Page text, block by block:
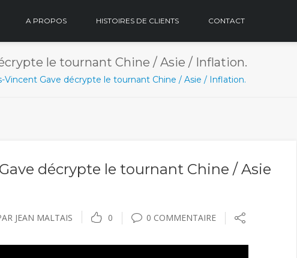
A PROPOS HISTOIRES DE CLIENTS CONTACT
le tournant Chine / Asie / Inflation.
Vincent Gave décrypte le tournant Chine / Asie / Inflation.
décrypte le tournant Chine / Asie
JEAN MALTAIS 0 0 COMMENTAIRE